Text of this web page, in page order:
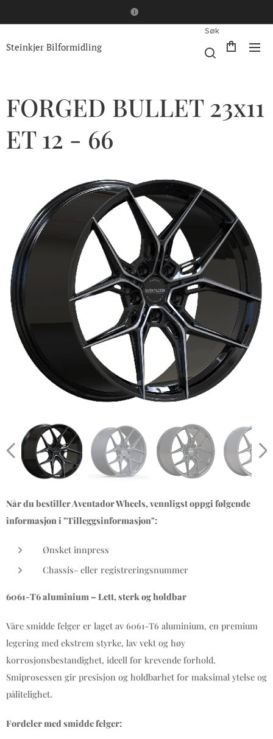
Steinkjer Bilformidling
Søk
FORGED BULLET 23x11
ET 12 - 66
Når du bestiller Aventador Wheels, vennligst oppgi følgende
informasjon i "Tilleggsinformasjon":
Ønsket innpress
Chassis- eller registreringsnummer
6061-T6 aluminium – Lett, sterk og holdbar
Våre smidde felger er laget av 6061-T6 aluminium, en premium
legering med ekstrem styrke, lav vekt og høy
korrosjonsbestandighet, ideell for krevende forhold.
Smiprosessen gir presisjon og holdbarhet for maksimal ytelse og
pålitelighet.
Fordeler med smidde felger: